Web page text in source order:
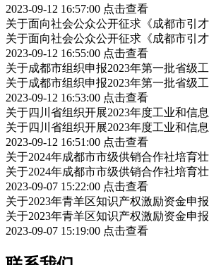
2023-09-12 16:57:00 点击查看
关于面向社会公众公开征求《成都市引
关于面向社会公众公开征求《成都市引
2023-09-12 16:55:00 点击查看
关于成都市组织申报2023年第一批省级
关于成都市组织申报2023年第一批省级
2023-09-12 16:53:00 点击查看
关于四川省组织开展2023年度工业和信
关于四川省组织开展2023年度工业和信
2023-09-12 16:51:00 点击查看
关于2024年成都市市级供销合作社培育
关于2024年成都市市级供销合作社培育
2023-09-07 15:22:00 点击查看
关于2023年青羊区知识产权激励资金申
关于2023年青羊区知识产权激励资金申
2023-09-07 15:19:00 点击查看